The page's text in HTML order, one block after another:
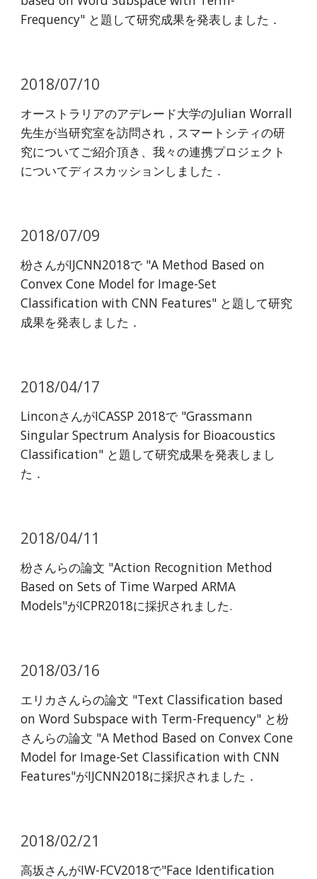
Frequency" と題して研究成果を発表しました．
2018/07/10
オーストラリアのアデレード大学のJulian Worrall
先生が当研究室を訪問され，スマートシティの研
究についてご紹介頂き、我々の連携プロジェクト
についてディスカッションしました．
2018/07/09
枌さんがIJCNN2018で "A Method Based on
Convex Cone Model for Image-Set
Classification with CNN Features" と題して研究
成果を発表しました．
2018/04/17
LinconさんがICASSP 2018で "Grassmann
Singular Spectrum Analysis for Bioacoustics
Classification" と題して研究成果を発表しまし
た．
2018/04/11
枌さんらの論文 "Action Recognition Method
Based on Sets of Time Warped ARMA
Models"がICPR2018に採択されました.
2018/03/16
エリカさんらの論文 "Text Classification based
on Word Subspace with Term-Frequency" と枌
さんらの論文 "A Method Based on Convex Cone
Model for Image-Set Classification with CNN
Features"がIJCNN2018に採択されました．
2018/02/21
高坂さんがIW-FCV2018で"Face Identification